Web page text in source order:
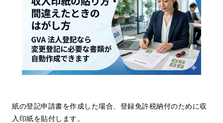
紙の登記申請書を作成した場合、登録免許税納付のために収
入印紙を貼付します。